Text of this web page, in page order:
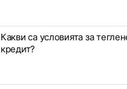
Какви са условията за
кредит?